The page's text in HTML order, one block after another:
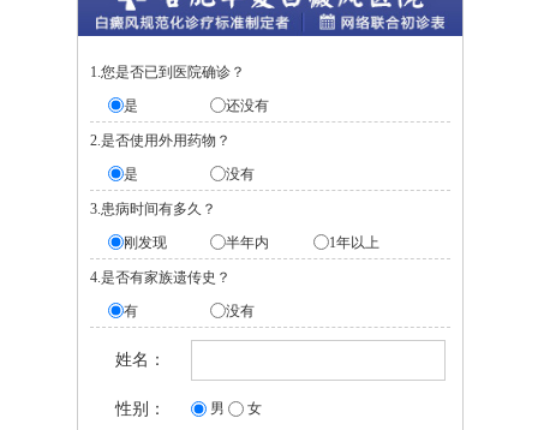
1.您是否已到医院确诊？
是
还没有
2.是否使用外用药物？
是
没有
3.患病时间有多久？
刚发现
半年内 1年以上
4.是否有家族遗传史？
有
没有
姓名：
性别： 男 女